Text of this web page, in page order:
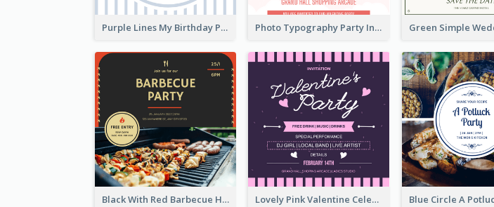
Purple Lines My Birthday Party Celebration Invitation Photo Typography Party Invitation Design Templates
Black With Red Barbecue Housewarming Invitation Lovely Pink Valentine Celebration Invitation Design Ideas